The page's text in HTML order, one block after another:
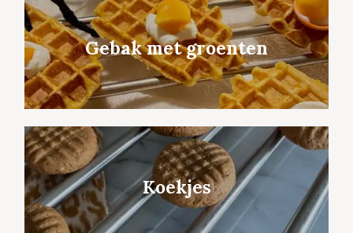
Gebak met groenten
Koekjes